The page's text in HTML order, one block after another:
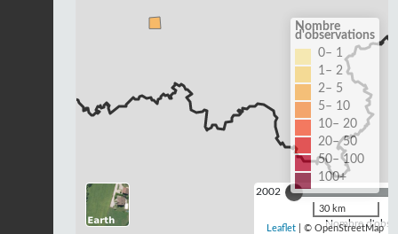
2002
Nombre
Nombre
d'observations
0– 1
1– 2
2– 5
5– 10
10– 20
20– 50
50– 100
100+
30 km
Leaflet | © OpenStreetMap